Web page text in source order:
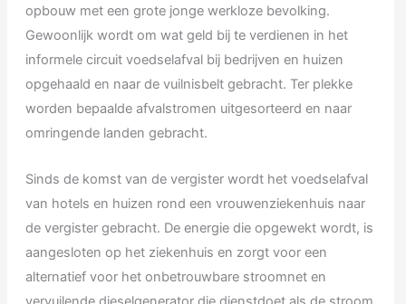
opbouw met een grote jonge werkloze bevolking.
Gewoonlijk wordt om wat geld bij te verdienen in het
informele circuit voedselafval bij bedrijven en huizen
opgehaald en naar de vuilnisbelt gebracht. Ter plekke
worden bepaalde afvalstromen uitgesorteerd en naar
omringende landen gebracht.
Sinds de komst van de vergister wordt het voedselafval
van hotels en huizen rond een vrouwenziekenhuis naar
de vergister gebracht. De energie die opgewekt wordt, is
aangesloten op het ziekenhuis en zorgt voor een
alternatief voor het onbetrouwbare stroomnet en